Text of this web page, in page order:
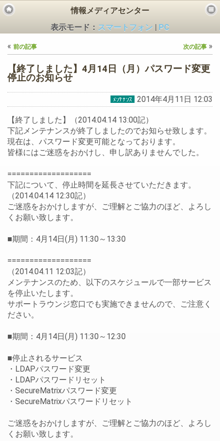
情報メディアセンター
表示モード： スマートフォン
PC
« 前の記事 次の記事 »
【終了しました】4月14日（月）パスワード変更
停止のお知らせ
2014年4月11日 12:03
【終了しました】（2014.04.14 13:00記）
下記メンテナンスが終了しましたのでお知らせ致します。
現在は、パスワード変更可能となっております。
皆様にはご迷惑をおかけし、申し訳ありませんでした。
===================
下記について、停止時間を延長させていただきます。
（2014.04.14 12:30記）
ご迷惑をおかけしますが、ご理解とご協力のほど、よろし
くお願い致します。
■期間：4月14日(月) 11:30～13:30
===================
（2014.04.11 12:03記）
メンテナンスのため、以下のスケジュールで一部サービス
を停止いたします。
サポートラウンジ窓口でも実施できませんので、ご注意く
ださい。
■期間：4月14日(月) 11:30～12:30
■停止されるサービス
・LDAPパスワード変更
・LDAPパスワードリセット
・SecureMatrixパスワード変更
・SecureMatrixパスワードリセット
ご迷惑をおかけしますが、ご理解とご協力のほど、よろし
くお願い致します。